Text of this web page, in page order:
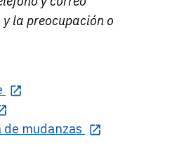
la preocupación o
de mudanzas